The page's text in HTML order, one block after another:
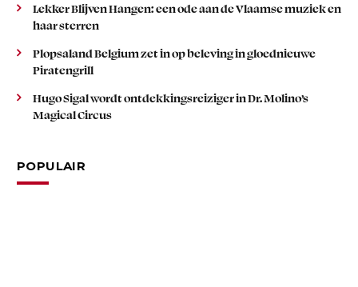
Lekker Blijven Hangen: een ode aan de Vlaamse muziek en
haar sterren
Plopsaland Belgium zet in op beleving in gloednieuwe
Piratengrill
Hugo Sigal wordt ontdekkingsreiziger in Dr. Molino’s
Magical Circus
POPULAIR